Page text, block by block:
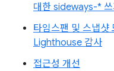
대한 sideways-* 쓰
타임스팬 및 스냅샷
Lighthouse 감사
접근성 개선